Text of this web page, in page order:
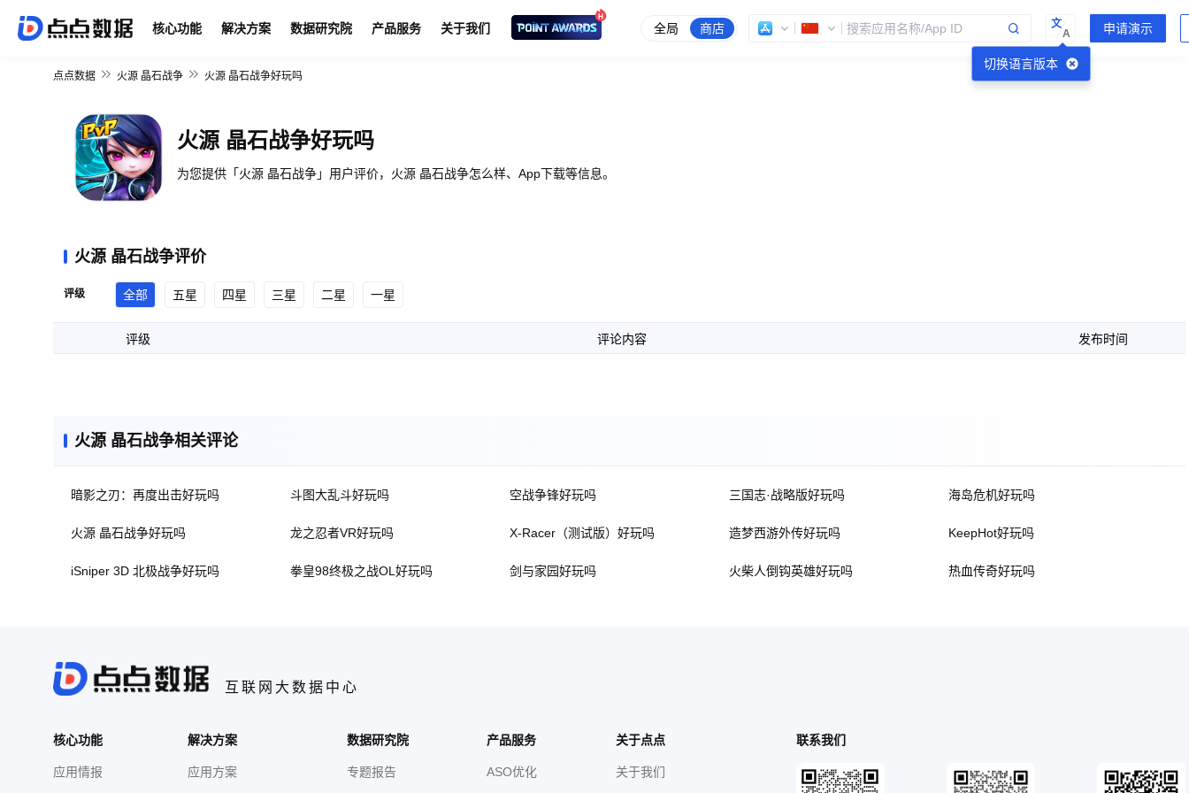
核心功能 解决方案 数据研究院 产品服务 关于我们 全局 商店
切换语言版本
文
A
点点数据 火源 晶石战争 火源 晶石战争好玩吗
火源 晶石战争好玩吗
为您提供「火源 晶石战争」用户评价，火源 晶石战争怎么样、App下载等信息。
火源 晶石战争评价
评级 全部 五星 四星 三星 二星 一星
评级 评论内容 发布时间
火源 晶石战争相关评论
暗影之刃：再度出击好玩吗 斗图大乱斗好玩吗 空战争锋好玩吗 三国志·战略版好玩吗 海岛危机好玩吗
火源 晶石战争好玩吗 龙之忍者VR好玩吗 X-Racer（测试版）好玩吗 造梦西游外传好玩吗 KeepHot好玩吗
iSniper 3D 北极战争好玩吗 拳皇98终极之战OL好玩吗 剑与家园好玩吗 火柴人倒钩英雄好玩吗 热血传奇好玩吗
互联网大数据中心
核心功能
应用情报
解决方案
应用方案
数据研究院
专题报告
产品服务
ASO优化
关于点点
关于我们
联系我们